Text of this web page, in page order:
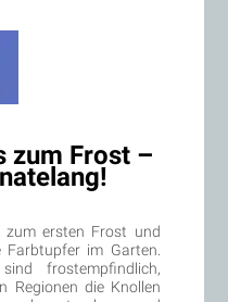
zum Frost –
zum ersten Frost und
im Garten.
frostempfindlich,
Regionen die Knollen